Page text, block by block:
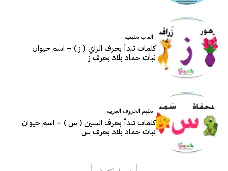
العاب تعليمية
كلمات تبدأ بحرف الزاي ( ز ) – اسم حيوان
نبات جماد بلاد بحرف ز
تعليم الحروف العربية
كلمات تبدأ بحرف السين ( س ) – اسم حيوان
نبات جماد بلاد بحرف س